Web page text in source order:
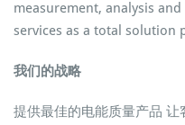
measurement, analysis
services as a total solution
我们的战略
提供最佳的电能质量产品